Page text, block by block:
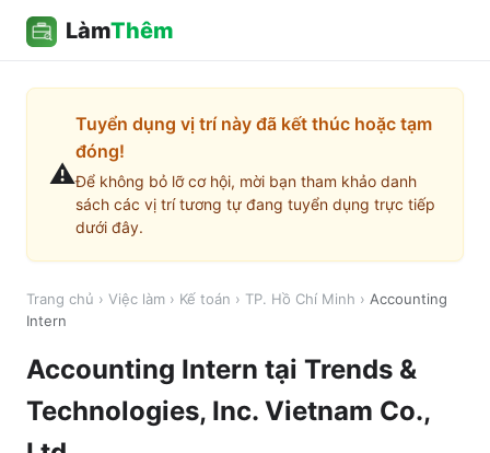
LàmThêm
⚠️
Tuyển dụng vị trí này đã kết thúc hoặc tạm
đóng!
Để không bỏ lỡ cơ hội, mời bạn tham khảo danh
sách các vị trí tương tự đang tuyển dụng trực tiếp
dưới đây.
Trang chủ › Việc làm › Kế toán › TP. Hồ Chí Minh › Accounting
Intern
Accounting Intern tại Trends &
Technologies, Inc. Vietnam Co.,